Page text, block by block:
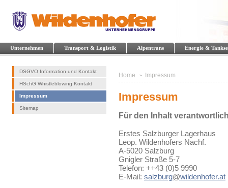
Unternehmen Transport & Logistik Alpentrans Energie &
DSGVO Information und Kontakt
HSchG Whistleblowing Kontakt
Impressum
Sitemap
Home Impressum
Impressum
Für den Inhalt
Erstes Salzburger Lagerhaus
Leop. Wildenhofers Nachf.
A-5020 Salzburg
Gnigler Straße 5-7
Telefon: ++43 (0)5 9990
E-Mail: salzburg@wildenhofer.at